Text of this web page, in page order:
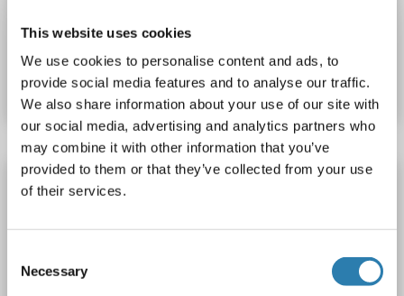
This website uses cookies
We use cookies to personalise content and ads, to
provide social media features and to analyse our traffic.
We also share information about your use of our site with
our social media, advertising and analytics partners who
may combine it with other information that you’ve
provided to them or that they’ve collected from your use
of their services.
Selection
Necessary
Fiche technique Détails
CHSY1 anticorps (AA 504-533) (HRP)